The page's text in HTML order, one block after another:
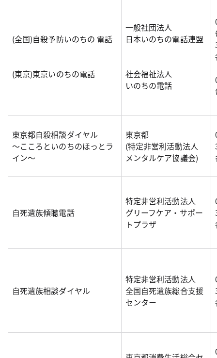
(全国)自殺予防いのちの 電話
(東京)東京いのちの電話
一般社団法人
日本いのちの電話連盟
社会福祉法人
いのちの電話
東京都自殺相談ダイヤル
～こころといのちのほっとラ
イン～
東京都
(特定非営利活動法人
メンタルケア協議会)
自死遺族傾聴電話
特定非営利活動法人
グリーフケア・サポー
トプラザ
自死遺族相談ダイヤル
特定非営利活動法人
全国自死遺族総合支援
センター